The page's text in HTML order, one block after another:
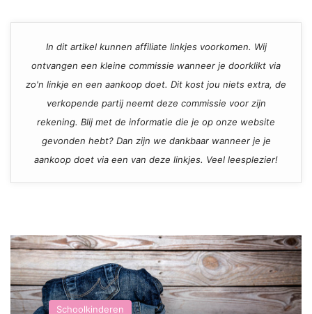
In dit artikel kunnen affiliate linkjes voorkomen. Wij
ontvangen een kleine commissie wanneer je doorklikt via
zo'n linkje en een aankoop doet. Dit kost jou niets extra, de
verkopende partij neemt deze commissie voor zijn
rekening. Blij met de informatie die je op onze website
gevonden hebt? Dan zijn we dankbaar wanneer je je
aankoop doet via een van deze linkjes. Veel leesplezier!
Schoolkinderen